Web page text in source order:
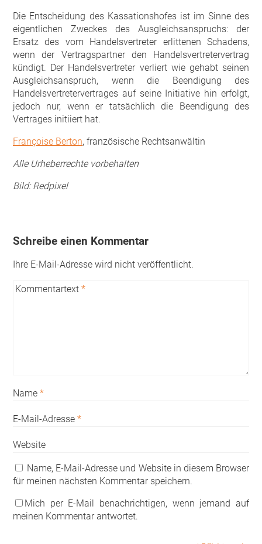
Die Entscheidung des Kassationshofes ist im Sinne des
eigentlichen Zweckes des Ausgleichsanspruchs: der
Ersatz des vom Handelsvertreter erlittenen Schadens,
wenn der Vertragspartner den Handelsvertretervertrag
kündigt. Der Handelsvertreter verliert wie gehabt seinen
Ausgleichsanspruch, wenn die Beendigung des
Handelsvertretervertrages auf seine Initiative hin erfolgt,
jedoch nur, wenn er tatsächlich die Beendigung des
Vertrages initiiert hat.
Françoise Berton, französische Rechtsanwältin
Alle Urheberrechte vorbehalten
Bild: Redpixel
Schreibe einen Kommentar
Ihre E-Mail-Adresse wird nicht veröffentlicht.
Kommentartext *
Name *
E-Mail-Adresse *
Website
Name, E-Mail-Adresse und Website in diesem Browser
für meinen nächsten Kommentar speichern.
Mich per E-Mail benachrichtigen, wenn jemand auf
meinen Kommentar antwortet.